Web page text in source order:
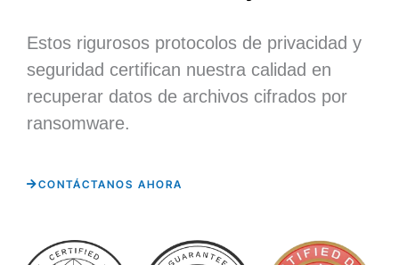
Estos rigurosos protocolos de privacidad y
seguridad certifican nuestra calidad en
recuperar datos de archivos cifrados por
ransomware.
CONTÁCTANOS AHORA